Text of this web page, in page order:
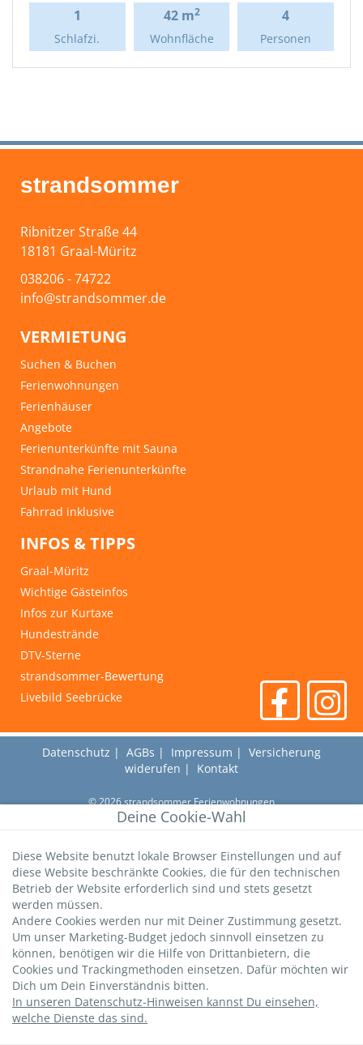
Deine Cookie-Wahl
Diese Website benutzt lokale Browser Einstellungen und auf
diese Website beschränkte Cookies, die für den technischen
Betrieb der Website erforderlich sind und stets gesetzt
werden müssen.
Andere Cookies werden nur mit Deiner Zustimmung gesetzt.
Um unser Marketing-Budget jedoch sinnvoll einsetzen zu
können, benötigen wir die Hilfe von Drittanbietern, die
Cookies und Trackingmethoden einsetzen. Dafür möchten wir
Dich um Dein Einverständnis bitten.
In unseren Datenschutz-Hinweisen kannst Du einsehen,
welche Dienste das sind.
1
Schlafzi.
42 m2
Wohnfläche
4
Personen
strandsommer
Ribnitzer Straße 44
18181 Graal-Müritz
038206 - 74722
info@strandsommer.de
VERMIETUNG
Suchen & Buchen
Ferienwohnungen
Ferienhäuser
Angebote
Ferienunterkünfte mit Sauna
Strandnahe Ferienunterkünfte
Urlaub mit Hund
Fahrrad inklusive
INFOS & TIPPS
Graal-Müritz
Wichtige Gästeinfos
Infos zur Kurtaxe
Hundestrände
DTV-Sterne
strandsommer-Bewertung
Livebild Seebrücke
Datenschutz | AGBs | Impressum | Versicherung
widerufen | Kontakt
©2026strandsommer Ferienwohnungen